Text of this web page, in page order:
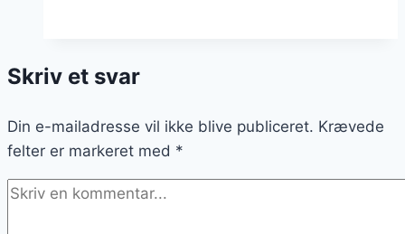
og
Skriv et svar
Din e-mailadresse vil ikke blive publiceret. Krævede
felter er markeret med *